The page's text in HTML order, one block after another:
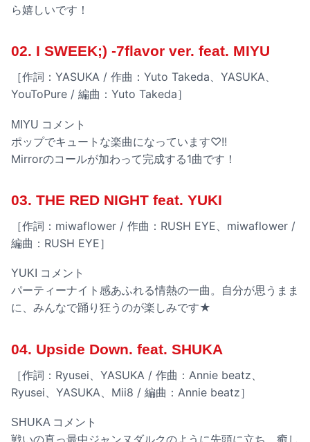
ら嬉しいです！
02. I SWEEK;) -7flavor ver. feat. MIYU
［作詞：YASUKA / 作曲：Yuto Takeda、YASUKA、
YouToPure / 編曲：Yuto Takeda］
MIYU コメント
ポップでキュートな楽曲になっています♡!!
Mirrorのコールが加わって完成する1曲です！
03. THE RED NIGHT feat. YUKI
［作詞：miwaflower / 作曲：RUSH EYE、miwaflower /
編曲：RUSH EYE］
YUKI コメント
パーティーナイト感あふれる情熱の一曲。自分が思うまま
に、みんなで踊り狂うのが楽しみです★
04. Upside Down. feat. SHUKA
［作詞：Ryusei、YASUKA / 作曲：Annie beatz、
Ryusei、YASUKA、Mii8 / 編曲：Annie beatz］
SHUKA コメント